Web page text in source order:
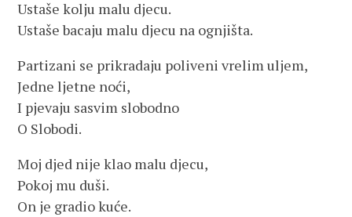
Ustaše kolju malu djecu.
Ustaše bacaju malu djecu na ognjišta.
Partizani se prikradaju poliveni vrelim uljem,
Jedne ljetne noći,
I pjevaju sasvim slobodno
O Slobodi.
Moj djed nije klao malu djecu,
Pokoj mu duši.
On je gradio kuće.